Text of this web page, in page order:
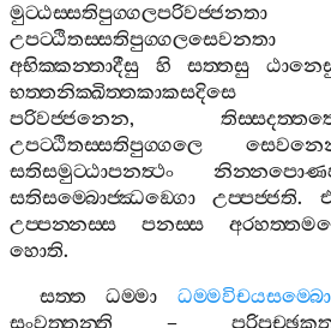
මුට‍්ඨස‍්සතිපුග‍්ගලපරිවජ‍්ජනතා
උපට‍්ඨිතස‍්සතිපුග‍්ගලසෙවනතා
අභික‍්කන‍්තාදීසු
හි සත‍්තසු
භත‍්තනික‍්ඛිත‍්තකාකසදිසෙ
පරිවජ‍්ජනෙන,
උපට‍්ඨිතස‍්සතිපුග‍්ගලෙ
සතිසමුට‍්ඨාපනත්‍ථං
සතිසම‍්බොජ‍්ඣඞ‍්ගො
උප‍්පජ‍්ජති.
උප‍්පන‍්නස‍්ස
පනස‍්ස
හොති.
සත‍්ත
ධම‍්මා